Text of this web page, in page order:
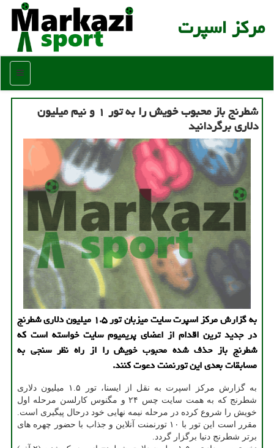
مركز اسپرت
منو
شطرنج باز محبوب خویش را به تور ۱ و نیم میلیون
دلاری برگردانید
به گزارش مركز اسپرت سایت میزبان تور ۱.۵ میلیون دلاری شطرنج
در جدید ترین اقدام از اعضای پریمیوم سایت خواسته است كه
شطرنج باز حذف شده محبوب خویش را از راه نظر سنجی به
مسابقات بعدی این تورنمنت دعوت كنند.
به گزارش مرکز اسپرت به نقل از ایسنا، تور ۱.۵ میلیون دلاری
شطرنج که به همت سایت چس ۲۴ و مگنوس کارلسن مرحله اول
خویش را شروع کرده در مرحله نیمه نهایی خود درحال پیگیری است.
مقرر است این تور با ۱۰ تورنمنت آنلاین و جذاب با حضور چهره های
برتر شطرنج دنیا برگزار گردد.